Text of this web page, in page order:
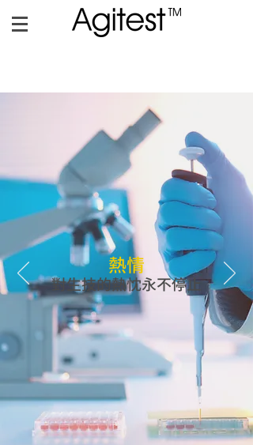
熱情
對生技的熱忱永不停止